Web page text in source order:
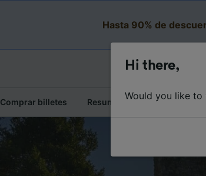
Hasta 90% de
Comprar billetes Resumen del viaje
Hi there,
Would you like to